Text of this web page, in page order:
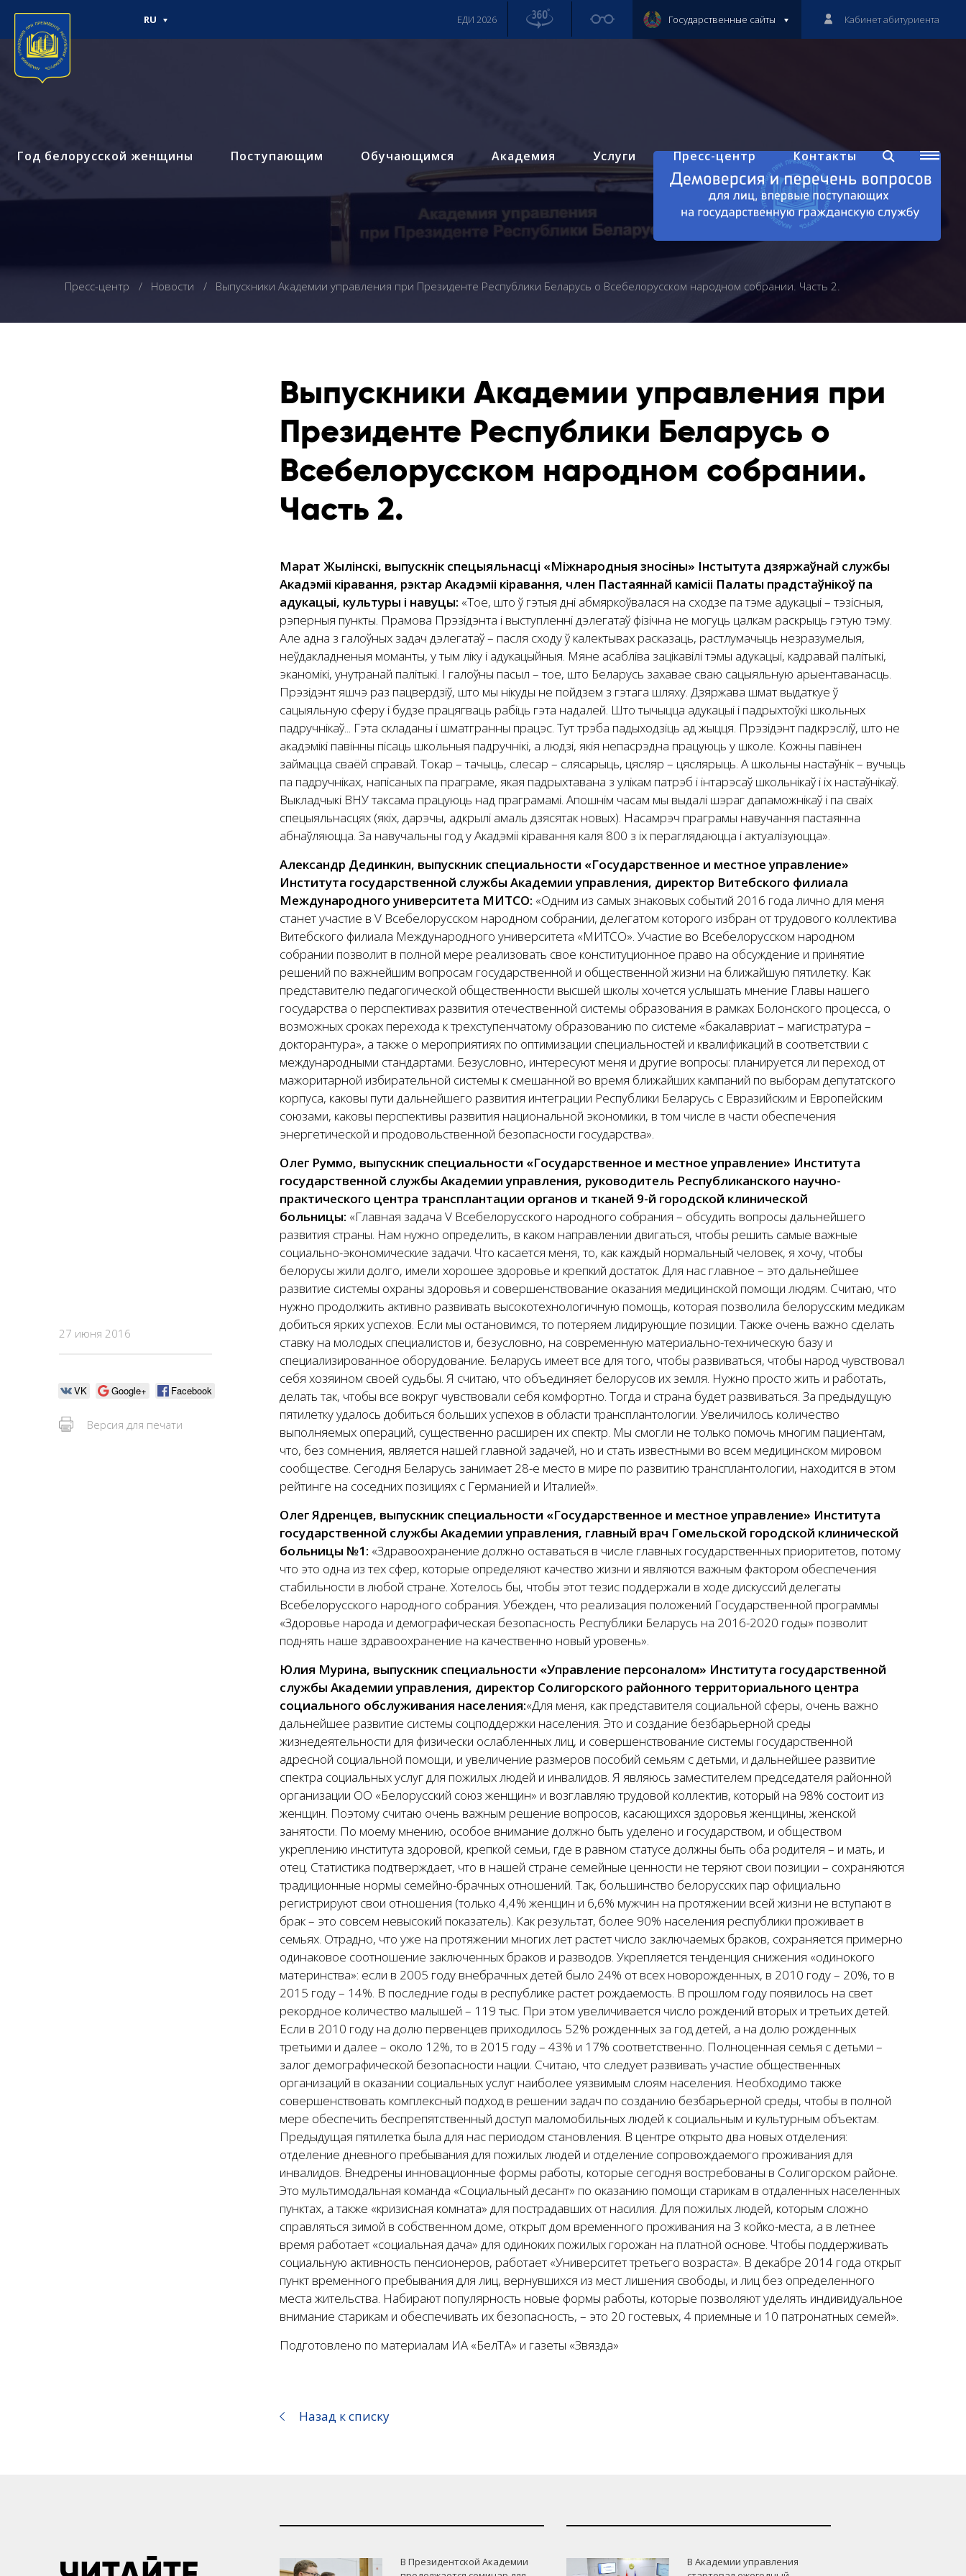
Год белорусской женщины Поступающим Обучающимся Академия Услуги Пресс-центр Контакты
RU ЕДИ 2026 Государственные сайты Кабинет абитуриента
Пресс-центр Новости Выпускники Академии управления при Президенте Республики Беларусь о Всебелорусском народном собрании. Часть 2.
27 июня 2016
VK Google+ Facebook
Версия для печати
Выпускники Академии управления при
Президенте Республики Беларусь о
Всебелорусском народном собрании.
Часть 2.
Марат Жылінскі, выпускнік спецыяльнасці «Міжнародныя зносіны» Інстытута дзяржаўнай службы
Акадэміі кіравання, рэктар Акадэміі кіравання, член Пастаяннай камісіі Палаты прадстаўнікоў па
адукацыі, культуры і навуцы: «Тое, што ў гэтыя дні абмяркоўвалася на сходзе па тэме адукацыі – тэзісныя,
рэперныя пункты. Прамова Прэзідэнта і выступленні дэлегатаў фізічна не могуць цалкам раскрыць гэтую тэму.
Але адна з галоўных задач дэлегатаў – пасля сходу ў калектывах расказаць, растлумачыць незразумелыя,
неўдакладненыя моманты, у тым ліку і адукацыйныя. Мяне асабліва зацікавілі тэмы адукацыі, кадравай палітыкі,
эканомікі, унутранай палітыкі. І галоўны пасыл – тое, што Беларусь захавае сваю сацыяльную арыентаванасць.
Прэзідэнт яшчэ раз пацвердзіў, што мы нікуды не пойдзем з гэтага шляху. Дзяржава шмат выдаткуе ў
сацыяльную сферу і будзе працягваць рабіць гэта надалей. Што тычыцца адукацыі і падрыхтоўкі школьных
падручнікаў... Гэта складаны і шматгранны працэс. Тут трэба падыходзіць ад жыцця. Прэзідэнт падкрэсліў, што не
акадэмікі павінны пісаць школьныя падручнікі, а людзі, якія непасрэдна працуюць у школе. Кожны павінен
займацца сваёй справай. Токар – тачыць, слесар – слясарыць, цясляр – цяслярыць. А школьны настаўнік – вучыць
па падручніках, напісаных па праграме, якая падрыхтавана з улікам патрэб і інтарэсаў школьнікаў і іх настаўнікаў.
Выкладчыкі ВНУ таксама працуюць над праграмамі. Апошнім часам мы выдалі шэраг дапаможнікаў і па сваіх
спецыяльнасцях (якіх, дарэчы, адкрылі амаль дзясятак новых). Насамрэч праграмы навучання пастаянна
абнаўляюцца. За навучальны год у Акадэміі кіравання каля 800 з іх пераглядаюцца і актуалізуюцца».
Александр Дединкин, выпускник специальности «Государственное и местное управление»
Института государственной службы Академии управления, директор Витебского филиала
Международного университета МИТСО: «Одним из самых знаковых событий 2016 года лично для меня
станет участие в V Всебелорусском народном собрании, делегатом которого избран от трудового коллектива
Витебского филиала Международного университета «МИТСО». Участие во Всебелорусском народном
собрании позволит в полной мере реализовать свое конституционное право на обсуждение и принятие
решений по важнейшим вопросам государственной и общественной жизни на ближайшую пятилетку. Как
представителю педагогиче­ской общественности высшей школы хочется услышать мнение Главы нашего
государства о перспективах развития отечественной системы образования в рамках Болонского процесса, о
возможных сроках перехода к трехступенчатому образованию по системе «бакалавриат – магистратура –
докторантура», а также о мероприятиях по оптимизации специальностей и квалификаций в соответствии с
международными стандартами. Безусловно, интересуют меня и другие вопросы: планируется ли переход от
мажоритарной избирательной системы к смешанной во время ближайших кампаний по выборам депутатского
корпуса, каковы пути дальнейшего развития интеграции Республики Беларусь с Евразийским и Европейским
союзами, каковы перспективы развития национальной экономики, в том числе в части обеспечения
энергетической и продовольственной безопасности государства».
Олег Руммо, выпускник специальности «Государственное и местное управление» Института
государственной службы Академии управления, руководитель Республиканского научно-
практического центра трансплантации органов и тканей 9-й городской клинической
больницы: «Главная задача V Всебелорусского народного собрания – обсудить вопросы дальнейшего
развития страны. Нам нужно определить, в каком направлении двигаться, чтобы решить самые важные
социально-экономические задачи. Что касается меня, то, как каждый нормальный человек, я хочу, чтобы
белорусы жили долго, имели хорошее здоровье и крепкий достаток. Для нас главное – это дальнейшее
развитие системы охраны здоровья и совершенствование оказания медицинской помощи людям. Считаю, что
нужно продолжить активно развивать высокотехнологичную помощь, которая позволила белорусским медикам
добиться ярких успехов. Если мы остановимся, то потеряем лидирующие позиции. Также очень важно сделать
ставку на молодых специалистов и, безусловно, на современную материально-техническую базу и
специализированное оборудование. Беларусь имеет все для того, чтобы развиваться, чтобы народ чувствовал
себя хозяином своей судьбы. Я считаю, что объединяет белорусов их земля. Нужно просто жить и работать,
делать так, чтобы все вокруг чувствовали себя комфортно. Тогда и страна будет развиваться. За предыдущую
пятилетку удалось добиться больших успехов в области трансплантологии. Увеличилось количество
выполняемых операций, существенно расширен их спектр. Мы смогли не только помочь многим пациентам,
что, без сомнения, является нашей главной задачей, но и стать известными во всем медицинском мировом
сообществе. Сегодня Беларусь занимает 28-е место в мире по развитию трансплантологии, находится в этом
рейтинге на соседних позициях с Германией и Италией».
Олег Ядренцев, выпускник специальности «Государственное и местное управление» Института
государственной службы Академии управления, главный врач Гомельской городской клинической
больницы №1: «Здравоохранение должно оставаться в числе главных государственных приоритетов, потому
что это одна из тех сфер, которые определяют качество жизни и являются важным фактором обеспечения
стабильности в любой стране. Хотелось бы, чтобы этот тезис поддержали в ходе дискуссий делегаты
Всебелорусского народного собрания. Убежден, что реализация положений Государственной программы
«Здоровье народа и демографическая безопасность Республики Беларусь на 2016-2020 годы» позволит
поднять наше здравоохранение на качественно новый уровень».
Юлия Мурина, выпускник специальности «Управление персоналом» Института государственной
службы Академии управления, директор Солигорского районного территориального центра
социального обслуживания населения:«Для меня, как представителя социальной сферы, очень важно
дальнейшее развитие системы соцподдержки населения. Это и создание безбарьерной среды
жизнедеятельности для физически ослабленных лиц, и совершенствование системы государственной
адресной социальной помощи, и увеличение размеров пособий семьям с детьми, и дальнейшее развитие
спектра социальных услуг для пожилых людей и инвалидов. Я являюсь заместителем председателя районной
организации ОО «Белорусский союз женщин» и возглавляю трудовой коллектив, который на 98% состоит из
женщин. Поэтому считаю очень важным решение вопросов, касающихся здоровья женщины, женской
занятости. По моему мнению, особое внимание должно быть уделено и государством, и обществом
укреплению института здоровой, крепкой семьи, где в равном статусе должны быть оба родителя – и мать, и
отец. Статистика подтверждает, что в нашей стране семейные ценности не теряют свои позиции – сохраняются
традиционные нормы семейно-брачных отношений. Так, большинство белорусских пар официально
регистрируют свои отношения (только 4,4% женщин и 6,6% мужчин на протяжении всей жизни не вступают в
брак – это совсем невысокий показатель). Как результат, более 90% населения республики проживает в
семьях. Отрадно, что уже на протяжении многих лет растет число заключаемых браков, сохраняется примерно
одинаковое соотношение заключенных браков и разводов. Укрепляется тенденция снижения «одинокого
материнства»: если в 2005 году внебрачных детей было 24% от всех новорожденных, в 2010 году – 20%, то в
2015 году – 14%. В последние годы в республике растет рождаемость. В прошлом году появилось на свет
рекордное количество малышей – 119 тыс. При этом увеличивается число рождений вторых и третьих детей.
Если в 2010 году на долю первенцев приходилось 52% рожденных за год детей, а на долю рожденных
третьими и далее – около 12%, то в 2015 году – 43% и 17% соответственно. Полноценная семья с детьми –
залог демографической безопасности нации. Считаю, что следует развивать участие общественных
организаций в оказании социальных услуг наиболее уязвимым слоям населения. Необходимо также
совершенствовать комплексный подход в решении задач по созданию безбарьерной среды, чтобы в полной
мере обеспечить беспрепятственный доступ маломобильных людей к социальным и культурным объектам.
Предыдущая пятилетка была для нас периодом становления. В центре открыто два новых отделения:
отделение дневного пребывания для пожилых людей и отделение сопровождаемого проживания для
инвалидов. Внедрены инновационные формы работы, которые сегодня востребованы в Солигорском районе.
Это мультимодальная команда «Социальный десант» по оказанию помощи старикам в отдаленных населенных
пунктах, а также «кризисная комната» для пострадавших от насилия. Для пожилых людей, которым сложно
справляться зимой в собственном доме, открыт дом временного проживания на 3 койко-места, а в летнее
время работает «социальная дача» для одиноких пожилых горожан на платной основе. Чтобы поддерживать
социальную активность пенсионеров, работает «Университет третьего возраста». В декабре 2014 года открыт
пункт временного пребывания для лиц, вернувшихся из мест лишения свободы, и лиц без определенного
места жительства. Набирают популярность новые формы работы, которые позволяют уделять индивидуальное
внимание старикам и обеспечивать их безопасность, – это 20 гостевых, 4 приемные и 10 патронатных семей».
Подготовлено по материалам ИА «БелТА» и газеты «Звязда»
Назад к списку
В Президентской Академии
В Академии управления